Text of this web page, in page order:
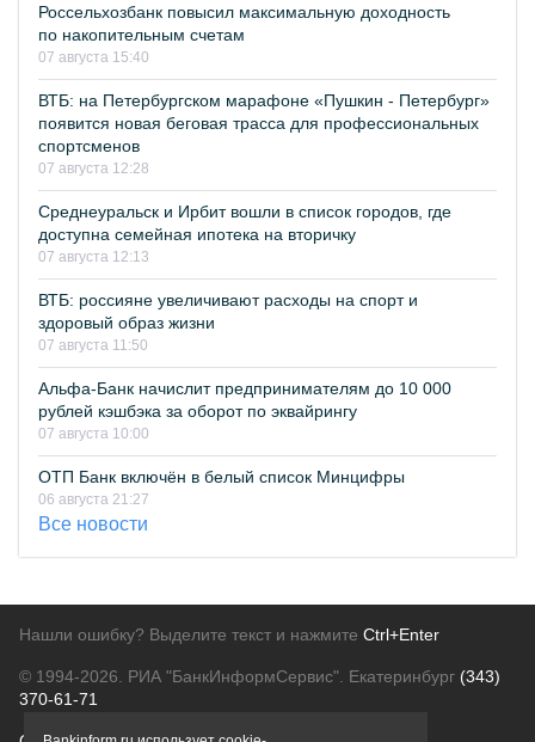
Россельхозбанк повысил максимальную доходность
по накопительным счетам
07 августа 15:40
ВТБ: на Петербургском марафоне «Пушкин - Петербург»
появится новая беговая трасса для профессиональных
спортсменов
07 августа 12:28
Среднеуральск и Ирбит вошли в список городов, где
доступна семейная ипотека на вторичку
07 августа 12:13
ВТБ: россияне увеличивают расходы на спорт и
здоровый образ жизни
07 августа 11:50
Альфа-Банк начислит предпринимателям до 10 000
рублей кэшбэка за оборот по эквайрингу
07 августа 10:00
ОТП Банк включён в белый список Минцифры
06 августа 21:27
Все новости
Нашли ошибку? Выделите текст и нажмите Ctrl+Enter
© 1994-2026. РИА "БанкИнформСервис". Екатеринбург (343)
370-61-71